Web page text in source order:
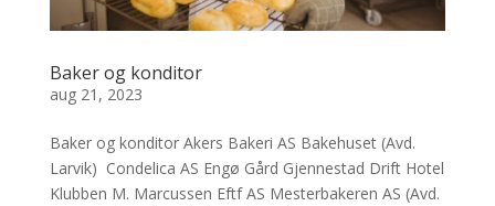
Baker og konditor
aug 21, 2023
Baker og konditor Akers Bakeri AS Bakehuset (Avd.
Larvik) Condelica AS Engø Gård Gjennestad Drift Hotel
Klubben M. Marcussen Eftf AS Mesterbakeren AS (Avd.